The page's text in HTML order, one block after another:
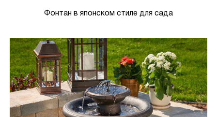
Фонтан в японском стиле для сада